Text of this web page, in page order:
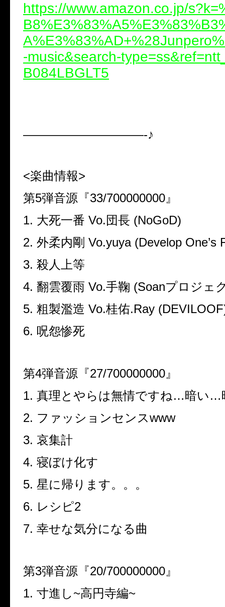
https://www.amazon.co.jp/
-music&search-
B084LBGLT5
——————————-♪
<楽曲情報>
第5弾音源『33/700000000 』
1. 大死一番 Vo.団長 (NoGoD)
2. 外柔内剛 Vo.yuya (Develop One’s
3. 殺人上等
4. 翻雲覆雨 Vo.手鞠 (Soanプロジェ
5. 粗製濫造 Vo.桂佑.Ray
6. 呪怨惨死
第4弾音源『27/700000000 』
1. 真理とやらは無情ですね…暗い…
2. ファッションセンスwww
3. 哀集計
4. 寝ぼけ化す
5. 星に帰ります。。。
6. レシピ2
7. 幸せな気分になる曲
第3弾音源『20/700000000 』
1. 寸進し ~高円寺編~